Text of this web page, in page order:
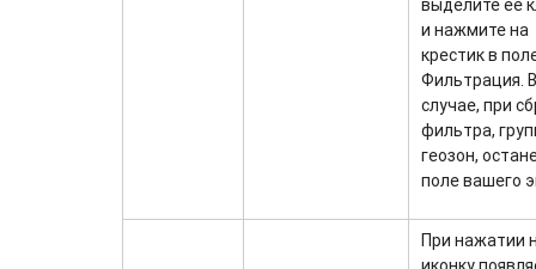
выделите ее
и нажмите на
крестик в
Фильтрация.
случае, при
фильтра,
геозон,
поле вашего
При нажатии